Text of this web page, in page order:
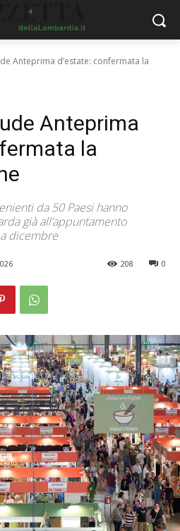
Anteprima d’estate: confermata la
Anteprima
la
da 50 Paesi hanno
già all’appuntamento
dicembre
0
208